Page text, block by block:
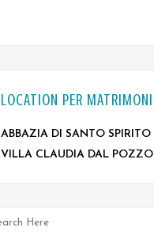
LOCATION PER MATRIMONI
ABBAZIA DI SANTO SPIRITO
VILLA CLAUDIA DAL POZZO